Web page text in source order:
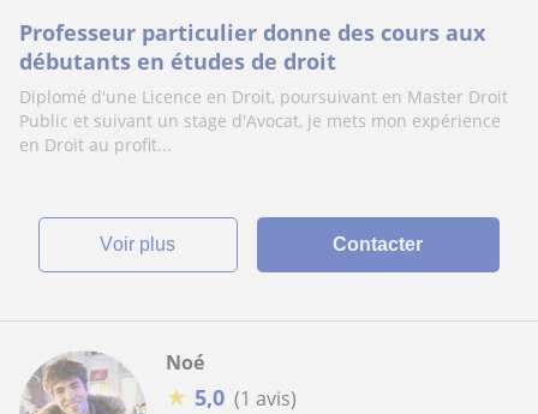
Professeur particulier donne des cours aux
débutants en études de droit
Diplomé d'une Licence en Droit, poursuivant en Master Droit
Public et suivant un stage d'Avocat, je mets mon expérience
en Droit au profit...
voir plus Contacter
Noé
★ 5,0 (1 avis)